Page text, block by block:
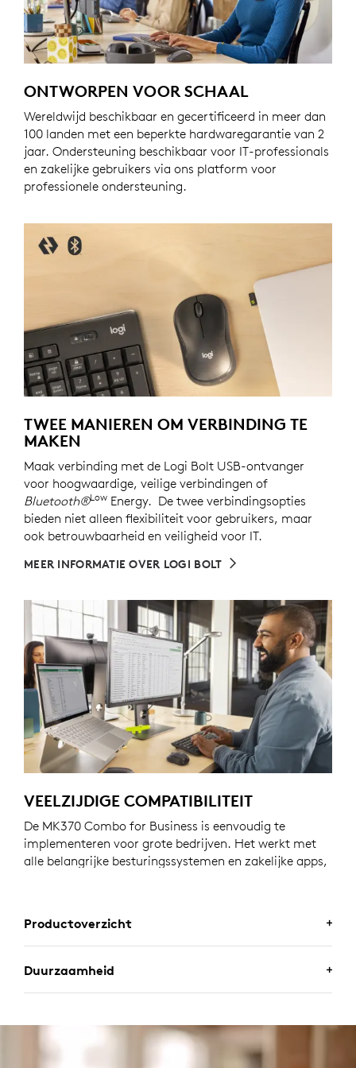
ONTWORPEN VOOR SCHAAL
Wereldwijd beschikbaar en gecertificeerd in meer dan
100 landen met een beperkte hardwaregarantie van 2
jaar. Ondersteuning beschikbaar voor IT-professionals
en zakelijke gebruikers via ons platform voor
professionele ondersteuning.
TWEE MANIEREN OM VERBINDING TE
MAKEN
Maak verbinding met de Logi Bolt USB-ontvanger
voor hoogwaardige, veilige verbindingen of
Bluetooth®Low Energy. De twee verbindingsopties
bieden niet alleen flexibiliteit voor gebruikers, maar
ook betrouwbaarheid en veiligheid voor IT.
MEER INFORMATIE OVER LOGI BOLT
VEELZIJDIGE COMPATIBILITEIT
De MK370 Combo for Business is eenvoudig te
implementeren voor grote bedrijven. Het werkt met
alle belangrijke besturingssystemen en zakelijke apps,
Productoverzicht
De combinatie heeft een morsbestendig toetsenbord
van normaal formaat, een stille muis, acht
Duurzaamheid
EEN ONTWERP WAAR JIJ